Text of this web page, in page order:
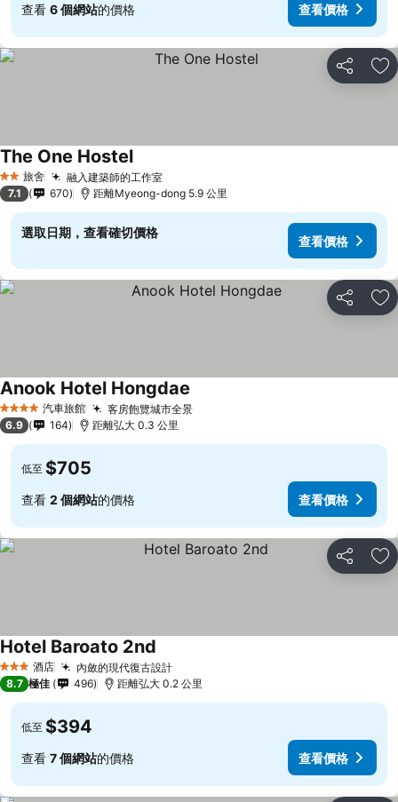
查看 6 個網站的價格 查看價格
分享 放
2 星級旅舍 融入建築師的工作室
The One Hostel
7.1 670 距離Myeong-dong 5.9 公里
選取日期，查看確切價格
查看價格
分享 放
4 星級 汽車旅館 客房飽覽城市全景
Anook Hotel Hongdae
6.9 164 距離弘大 0.3 公里
低至 $705
查看 2 個網站的價格 查看價格
分享 放
3 星級 酒店 內斂的現代復古設計
Hotel Baroato 2nd
8.7 極佳 496 距離弘大 0.2 公里
低至 $394
查看 7 個網站的價格 查看價格